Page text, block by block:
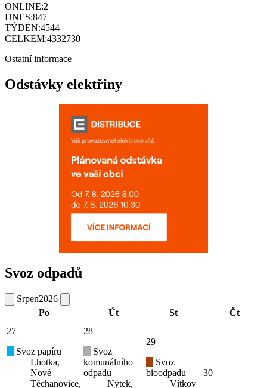
ONLINE:2
DNES:847
TÝDEN:4544
CELKEM:4332730
Ostatní informace
Odstávky elektřiny
Svoz odpadů
Srpen2026
Po
Út St
Čt
27
Svoz papíru
Lhotka,
Nové
Těchanovice,
28
Svoz
komunálního
odpadu
Nýtek,
29
Svoz
bioodpadu
Vítkov
30